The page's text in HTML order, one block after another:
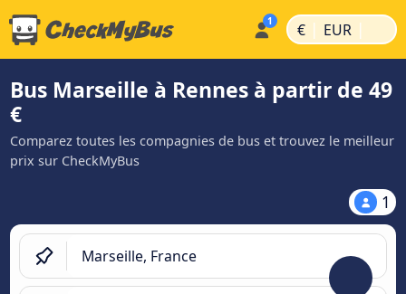
€ | EUR |
Bus Marseille à Rennes à partir de 49
€
Comparez toutes les compagnies de bus et trouvez le meilleur
prix sur CheckMyBus
1